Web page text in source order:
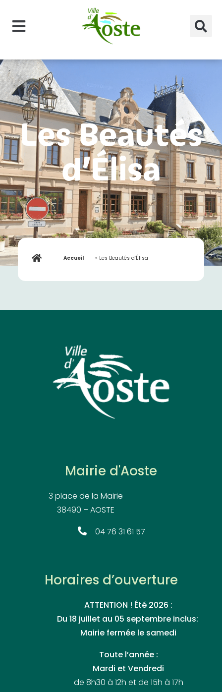
Les Beautés
d’Élisa
Accueil » Les Beautés d’Élisa
Mairie d'Aoste
3 place de la Mairie
38490 – AOSTE
04 76 31 61 57
Horaires d’ouverture
ATTENTION ! Été 2026 :
Du 18 juillet au 05 septembre inclus:
Mairie fermée le samedi
Toute l’année :
Mardi et Vendredi
de 8h30 à 12h et de 15h à 17h